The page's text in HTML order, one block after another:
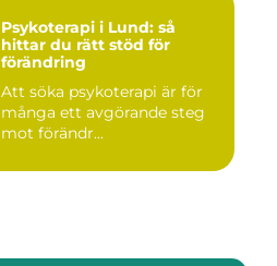
Psykoterapi i Lund: så
hittar du rätt stöd för
förändring
Att söka psykoterapi är för
många ett avgörande steg
mot förändr...